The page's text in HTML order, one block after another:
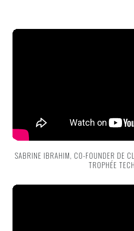
SABRINE IBRAHIM, CO-FOUNDER DE
TROPHÉE TECH